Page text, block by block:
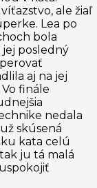
ale žiaľ
Lea po
bola
posledný
aj na jej
finále
nedala
skúsená
kata celú
ju tá malá